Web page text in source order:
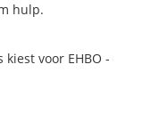
hulp.
voor EHBO -